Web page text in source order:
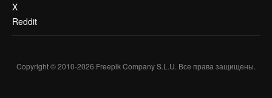
X
Reddit
Copyright © 2010-2026 Freepik Company S.L.U. Все права защищены.